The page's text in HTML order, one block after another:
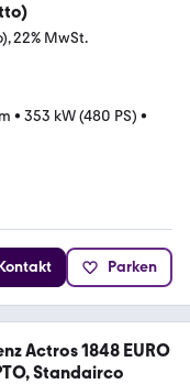
22% MwSt.
• 353 kW (480 PS) •
Parken
Actros 1848 EURO
Standairco